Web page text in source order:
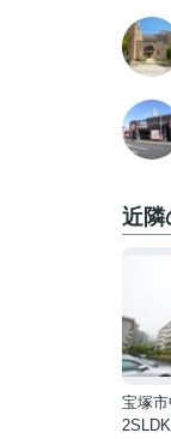
近隣
宝塚